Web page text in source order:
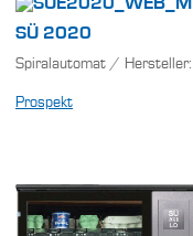
SÜ 2020
Spiralautomat /
Prospekt